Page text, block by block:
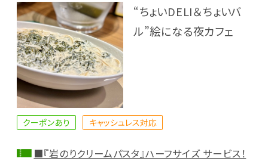
“ちょいDELI＆ちょいバ
ル”絵になる夜カフェ
クーポンあり キャッシュレス対応
■『岩のりクリームパスタ』ハーフサイズ サービス！